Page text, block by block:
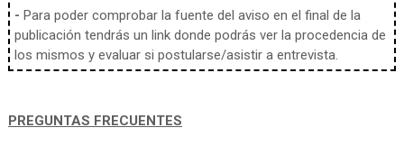
- Para poder comprobar la fuente del aviso en el final de la
publicación tendrás un link donde podrás ver la procedencia de
los mismos y evaluar si postularse/asistir a entrevista.
PREGUNTAS FRECUENTES